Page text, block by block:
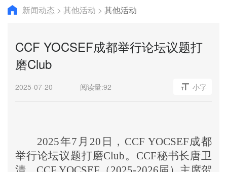
新闻动态 > 其他活动 > 其他活动
CCF YOCSEF成都举行论坛议题打
磨Club
2025-07-20 阅读量:92 小字
2025年7月20日，CCF YOCSEF成都
举行论坛议题打磨Club。 CCF秘书长唐卫